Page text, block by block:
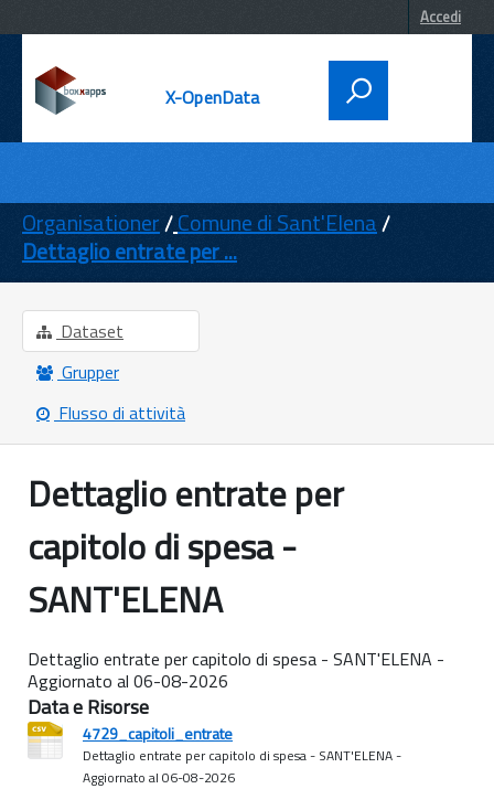
Accedi
X-OpenData
ENTI
TEMI
INFORMAZIONI
Organisationer Comune di Sant'Elena
Dettaglio entrate per ...
Dataset
Grupper
Flusso di attività
Dettaglio entrate per
capitolo di spesa -
SANT'ELENA
Dettaglio entrate per capitolo di spesa - SANT'ELENA -
Aggiornato al 06-08-2026
Data e Risorse
4729_capitoli_entrate
Dettaglio entrate per capitolo di spesa - SANT'ELENA -
Aggiornato al 06-08-2026